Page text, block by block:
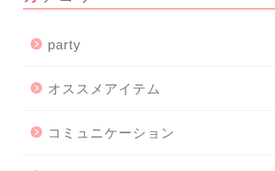
party
オススメアイテム
コミュニケーション